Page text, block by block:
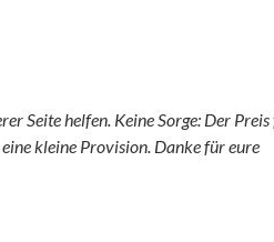
Seite helfen. Keine Sorge: Der
kleine Provision. Danke für eure